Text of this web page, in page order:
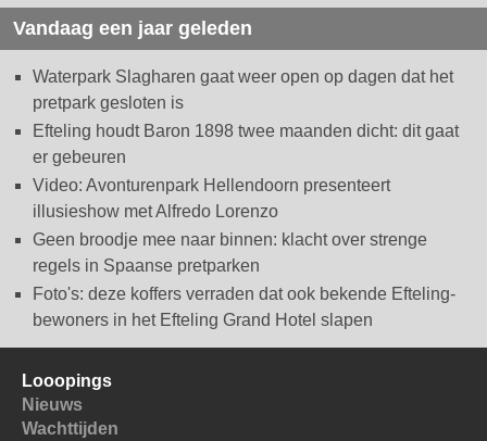
Vandaag een jaar geleden
Waterpark Slagharen gaat weer open op dagen dat het
pretpark gesloten is
Efteling houdt Baron 1898 twee maanden dicht: dit gaat
er gebeuren
Video: Avonturenpark Hellendoorn presenteert
illusieshow met Alfredo Lorenzo
Geen broodje mee naar binnen: klacht over strenge
regels in Spaanse pretparken
Foto's: deze koffers verraden dat ook bekende Efteling-
bewoners in het Efteling Grand Hotel slapen
Looopings
Nieuws
Wachttijden